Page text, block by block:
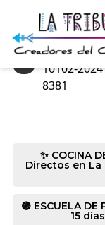
«
10102-
8381
✨ COCINA
Directos en La
🟣 ESCUELA
15